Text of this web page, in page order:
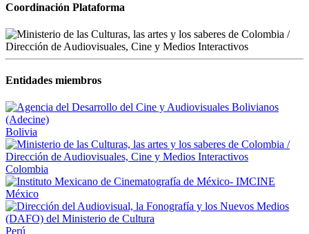
Coordinación Plataforma
Entidades miembros
Bolivia
Colombia
México
Perú